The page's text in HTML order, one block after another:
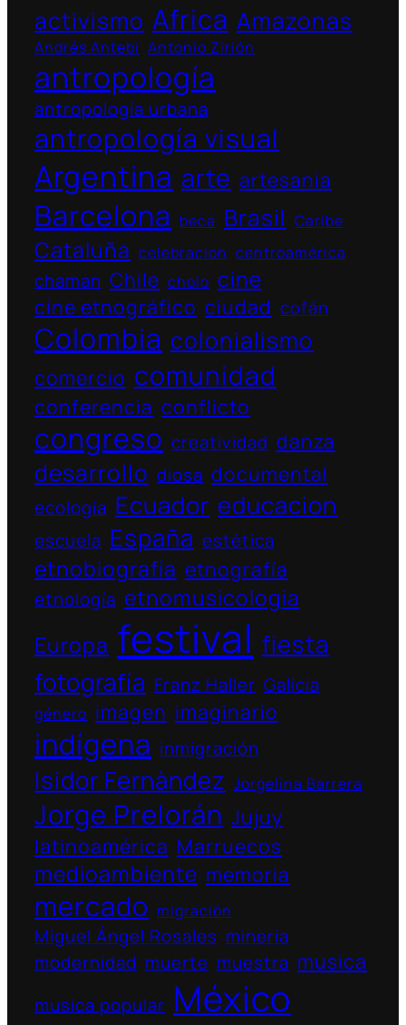
activismo Africa Amazonas
Andrés Antebi Antonio Zirión
antropología
antropología urbana
antropología visual
Argentina arte artesania
Barcelona beca Brasil Caribe
Cataluña celebracion centroamérica
chaman Chile cholo cine
cine etnográfico ciudad cofán
Colombia colonialismo
comercio comunidad
conferencia conflicto
congreso creatividad danza
desarrollo diosa documental
ecologia Ecuador educacion
escuela España estética
etnobiografía etnografía
etnología etnomusicologia
Europa festival fiesta
fotografía Franz Haller Galicia
género imagen imaginario
indígena inmigración
Isidor Fernàndez Jorgelina Barrera
Jorge Prelorán Jujuy
latinoamérica Marruecos
medioambiente memoria
mercado migración
Miguel Ángel Rosales minería
modernidad muerte muestra musica
musica popular México